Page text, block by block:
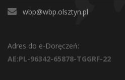
wbp@wbp.olsztyn.pl
Adres do e-Doręczeń:
AE:PL-96342-65878-TGGRF-22